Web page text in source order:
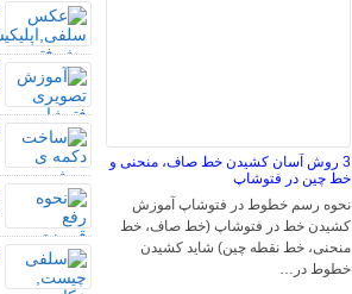
3 روش آسان کشیدن خط صاف، منحنی و
خط چین در فتوشاپ
نحوه رسم خطوط در فتوشاپ آموزش
کشیدن خط در فتوشاپ (خط صاف، خط
منحنی، خط نقطه چین) شاید کشیدن
خطوط در…